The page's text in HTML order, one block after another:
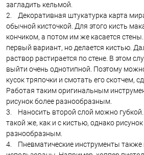
загладить кельмой.
2. Декоративная штукатурка карта
обычной кисточкой. Для этого кисть
кончиком, а потом им же касается
первый вариант, но делается кистью.
раствор растирается по стене. В этом
выйти очень однотипной. Поэтому
кусок тряпочки и смотать его скотчем,
Работая таким оригинальным
рисунок более разнообразным.
3. Наносить второй слой можно
такой же, как и с кистью, однако
разнообразным.
4. Пневматические инструменты также